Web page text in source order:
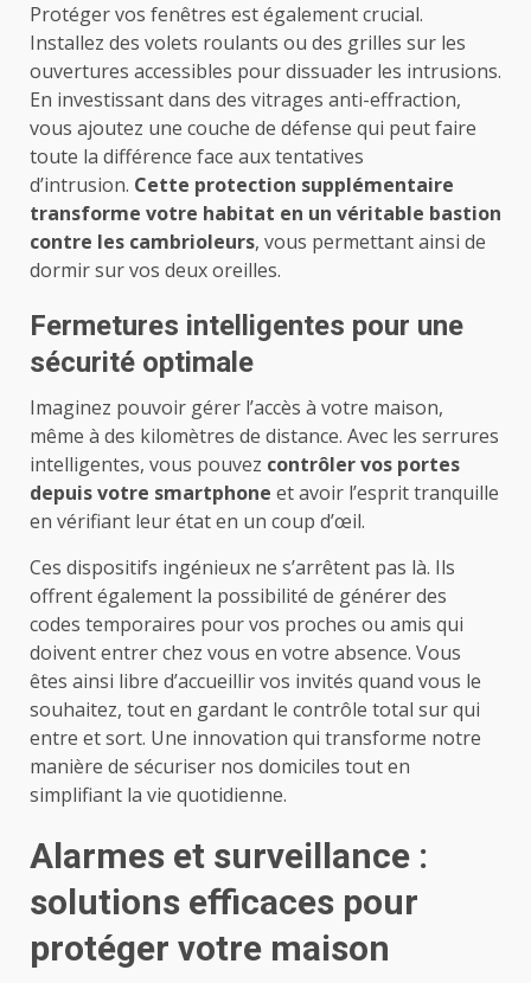
Protéger vos fenêtres est également crucial.
Installez des volets roulants ou des grilles sur les
ouvertures accessibles pour dissuader les intrusions.
En investissant dans des vitrages anti-effraction,
vous ajoutez une couche de défense qui peut faire
toute la différence face aux tentatives
d’intrusion. Cette protection supplémentaire
transforme votre habitat en un véritable bastion
contre les cambrioleurs, vous permettant ainsi de
dormir sur vos deux oreilles.
Fermetures intelligentes pour une
sécurité optimale
Imaginez pouvoir gérer l’accès à votre maison,
même à des kilomètres de distance. Avec les serrures
intelligentes, vous pouvez contrôler vos portes
depuis votre smartphone et avoir l’esprit tranquille
en vérifiant leur état en un coup d’œil.
Ces dispositifs ingénieux ne s’arrêtent pas là. Ils
offrent également la possibilité de générer des
codes temporaires pour vos proches ou amis qui
doivent entrer chez vous en votre absence. Vous
êtes ainsi libre d’accueillir vos invités quand vous le
souhaitez, tout en gardant le contrôle total sur qui
entre et sort. Une innovation qui transforme notre
manière de sécuriser nos domiciles tout en
simplifiant la vie quotidienne.
Alarmes et surveillance :
solutions efficaces pour
protéger votre maison